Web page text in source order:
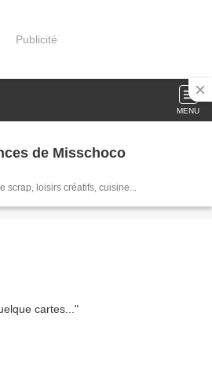
Publicité
MENU
de Misschoco
scrap, loisirs créatifs, cuisine...